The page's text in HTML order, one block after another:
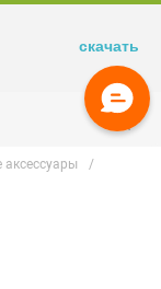
аксессуары
скачать